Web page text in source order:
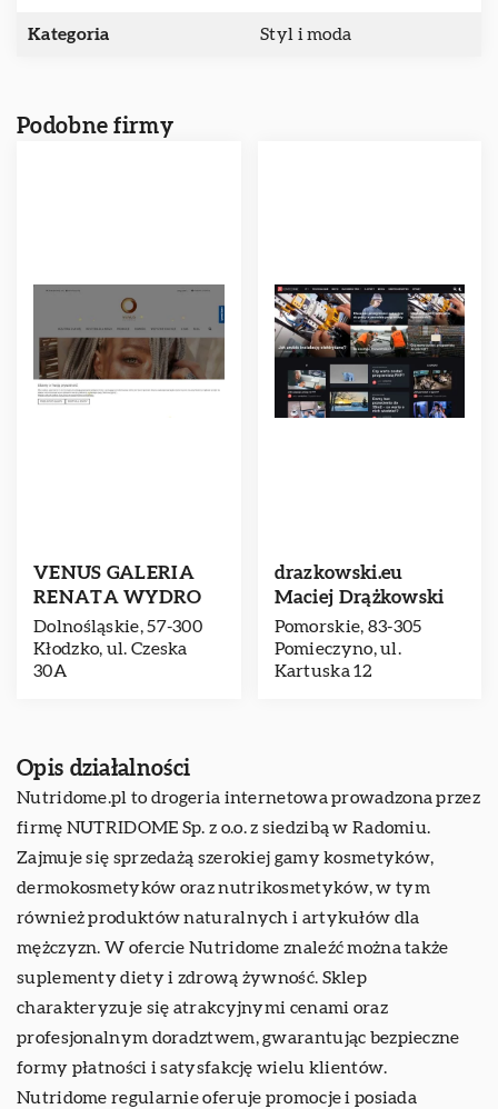
Kategoria Styl i moda
Podobne firmy
VENUS GALERIA
RENATA WYDRO
Dolnośląskie, 57-300
Kłodzko, ul. Czeska
30A
drazkowski.eu
Maciej Drążkowski
Pomorskie, 83-305
Pomieczyno, ul.
Kartuska 12
Opis działalności
Nutridome.pl to drogeria internetowa prowadzona przez
firmę NUTRIDOME Sp. z o.o. z siedzibą w Radomiu.
Zajmuje się sprzedażą szerokiej gamy kosmetyków,
dermokosmetyków oraz nutrikosmetyków, w tym
również produktów naturalnych i artykułów dla
mężczyzn. W ofercie Nutridome znaleźć można także
suplementy diety i zdrową żywność. Sklep
charakteryzuje się atrakcyjnymi cenami oraz
profesjonalnym doradztwem, gwarantując bezpieczne
formy płatności i satysfakcję wielu klientów.
Nutridome regularnie oferuje promocje i posiada